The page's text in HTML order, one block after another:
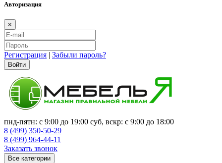
Авторизация
×
Регистрация | Забыли пароль?
Войти
пнд-пятн: с 9:00 до 19:00 суб, вскр: с 9:00 до 18:00
8 (499) 350-50-29
8 (499) 964-44-11
Заказать звонок
Все категории